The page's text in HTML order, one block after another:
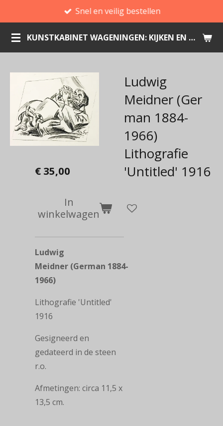
direct
naar
de
KUNSTKABINET WAGENINGEN: KIJKEN EN KOPEN
Snel en veilig bestellen
Ludwig
Meidner (Ger
man 1884-
1966)
Lithografie
'Untitled' 1916
€ 35,00
In
winkelwagen
Ludwig
Meidner (German 1884-
1966)
Lithografie 'Untitled'
1916
Gesigneerd en
gedateerd in de steen
r.o.
Afmetingen: circa 11,5 x
13,5 cm.